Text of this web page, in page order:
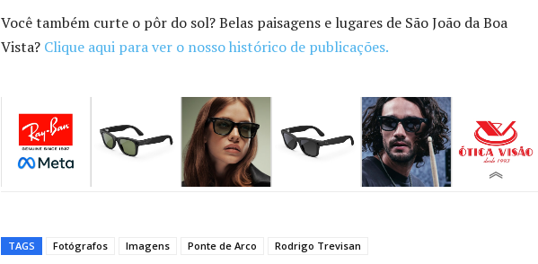
Você também curte o pôr do sol? Belas paisagens e lugares de São João da Boa
Vista? Clique aqui para ver o nosso histórico de publicações.
TAGS Fotógrafos Imagens Ponte de Arco Rodrigo Trevisan